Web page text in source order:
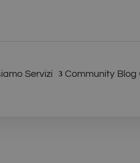
Servizi Community Blog